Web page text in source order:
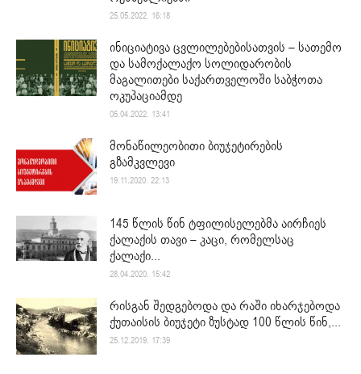
25.05.2022. 16:18
ინიციატივა ცვლილებებისათვის – სათემო
და სამოქალაქო სოლიდარობის
მაგალითები საქართველოში საბჭოთა
ოკუპაციამდე
05.04.2022. 13:41
მონაწილეობითი ბიუჯეტირების
გზამკვლევი
19.11.2020. 22:13
145 წლის წინ ტფილისელებმა აირჩიეს
ქალაქის თავი – კაცი, რომელსაც
ქალაქი...
28.04.2020. 15:42
რისგან შედგებოდა და რაში იხარჯებოდა
ქუთაისის ბიუჯეტი ზუსტად 100 წლის წინ,...
25.12.2019. 17:39